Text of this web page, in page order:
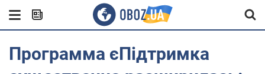
Программа єПідтримка